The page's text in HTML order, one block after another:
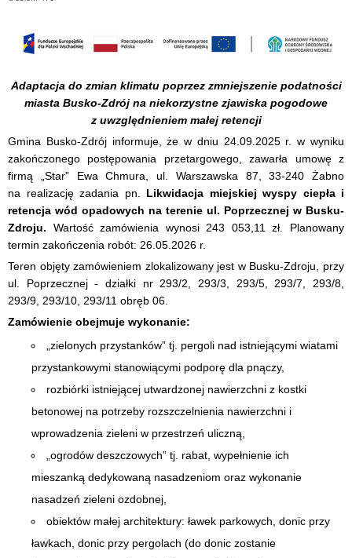
Adaptacja do zmian klimatu poprzez zmniejszenie podatności
miasta Busko-Zdrój na niekorzystne zjawiska pogodowe
z uwzględnieniem małej retencji
Gmina Busko-Zdrój informuje, że w dniu 24.09.2025 r. w wyniku
zakończonego postępowania przetargowego, zawarła umowę z
firmą „Star” Ewa Chmura, ul. Warszawska 87, 33-240 Żabno
na realizację zadania pn. Likwidacja miejskiej wyspy ciepła i
retencja wód opadowych na terenie ul. Poprzecznej w Busku-
Zdroju. Wartość zamówienia wynosi 243 053,11 zł. Planowany
termin zakończenia robót: 26.05.2026 r.
Teren objęty zamówieniem zlokalizowany jest w Busku-Zdroju, przy
ul. Poprzecznej - działki nr 293/2, 293/3, 293/5, 293/7, 293/8,
293/9, 293/10, 293/11 obręb 06.
Zamówienie obejmuje wykonanie:
„zielonych przystanków” tj. pergoli nad istniejącymi wiatami
przystankowymi stanowiącymi podporę dla pnączy,
rozbiórki istniejącej utwardzonej nawierzchni z kostki
betonowej na potrzeby rozszczelnienia nawierzchni i
wprowadzenia zieleni w przestrzeń uliczną,
„ogrodów deszczowych” tj. rabat, wypełnienie ich
mieszanką dedykowaną nasadzeniom oraz wykonanie
nasadzeń zieleni ozdobnej,
obiektów małej architektury: ławek parkowych, donic przy
ławkach, donic przy pergolach (do donic zostanie